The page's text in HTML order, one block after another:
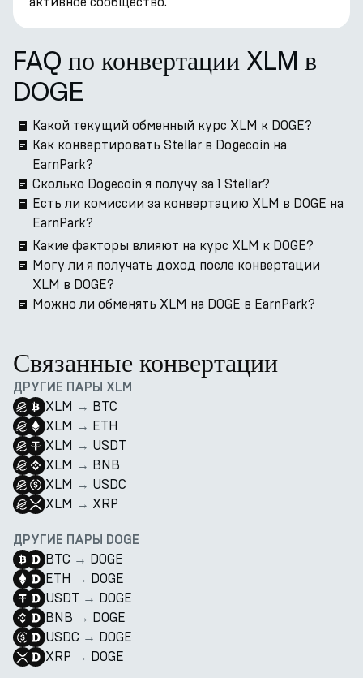
FAQ по конвертации XLM в
DOGE
Какой текущий обменный курс XLM к DOGE?
Как конвертировать Stellar в Dogecoin на
EarnPark?
Сколько Dogecoin я получу за 1 Stellar?
Есть ли комиссии за конвертацию XLM в DOGE на
EarnPark?
Какие факторы влияют на курс XLM к DOGE?
Могу ли я получать доход после конвертации
XLM в DOGE?
Можно ли обменять XLM на DOGE в EarnPark?
Связанные конвертации
ДРУГИЕ ПАРЫ XLM
XLM → BTC
XLM → ETH
XLM → USDT
XLM → BNB
XLM → USDC
XLM → XRP
ДРУГИЕ ПАРЫ DOGE
BTC → DOGE
ETH → DOGE
USDT → DOGE
BNB → DOGE
USDC → DOGE
XRP → DOGE